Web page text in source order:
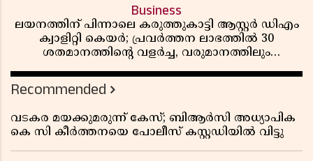
Business
ലയനത്തിന് പിന്നാലെ കരുത്തുകാട്ടി ആസ്റ്റർ ഡിഎം
ക്വാളിറ്റി കെയർ; പ്രവർത്തന ലാഭത്തിൽ 30
ശതമാനത്തിൻ്റെ വളർച്ച, വരുമാനത്തിലും
റിപ്പോർട്ട് പുറത്ത്
Recommended
വടകര മയക്കുമരുന്ന് കേസ്; ബിആർസി അധ്യാപിക
കെ സി കീർത്തനയെ പോലീസ് കസ്റ്റഡിയിൽ വിട്ടു